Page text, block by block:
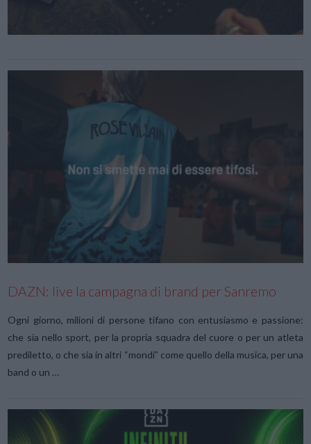
DAZN: live la campagna di brand per Sanremo
Ogni giorno, milioni di persone tifano con entusiasmo e passione:
che sia nello sport, per la propria squadra del cuore o per un atleta
prediletto, o che sia in altri “mondi” come quello della musica, per una
band o un …